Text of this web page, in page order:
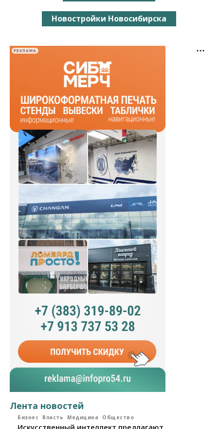
Новостройки Новосибирска
РЕКЛАМА
Лента новостей
Бизнес Власть Медицина Общество